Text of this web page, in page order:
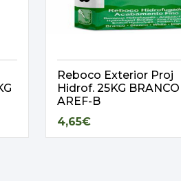
Reboco Exterior Proj
Hidrof. 25KG BRANCO
AREF-B
4,65€